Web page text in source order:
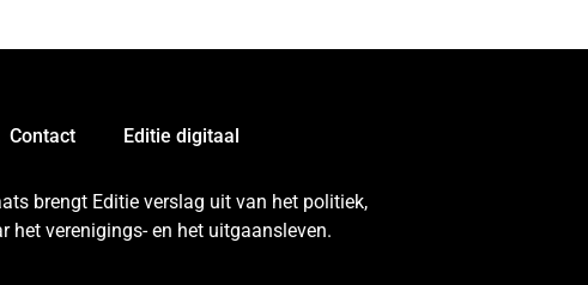
Contact Editie digitaal
brengt Editie verslag uit van het politiek,
verenigings- en het uitgaansleven.